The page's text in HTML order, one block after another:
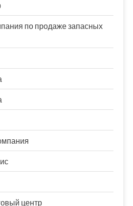
по продаже запасных
центр